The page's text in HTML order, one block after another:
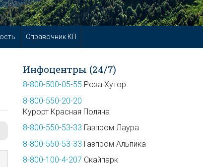
Справочник КП
Инфоцентры (24/7)
8-800-500-05-55 Роза Хутор
8-800-550-20-20
Курорт Красная Поляна
8-800-550-53-33 Газпром Лаура
8-800-550-53-33 Газпром Альпика
8-800-100-4-207 Скайпарк